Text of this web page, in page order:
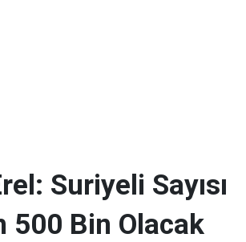
Suriyeli Sayısı
500 Bin Olacak